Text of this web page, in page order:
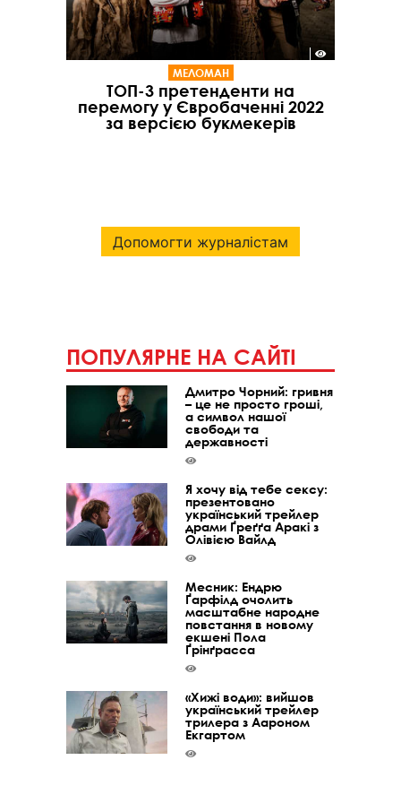
МЕЛОМАН
ТОП-3 претенденти на
перемогу у Євробаченні 2022
за версією букмекерів
Допомогти журналістам
ПОПУЛЯРНЕ НА САЙТІ
Дмитро Чорний: гривня
– це не просто гроші,
а символ нашої
свободи та
державності
Я хочу від тебе сексу:
презентовано
український трейлер
драми Ґреґґа Аракі з
Олівією Вайлд
Месник: Ендрю
Ґарфілд очолить
масштабне народне
повстання в новому
екшені Пола
Ґрінґрасса
«Хижі води»: вийшов
український трейлер
трилера з Аароном
Екгартом